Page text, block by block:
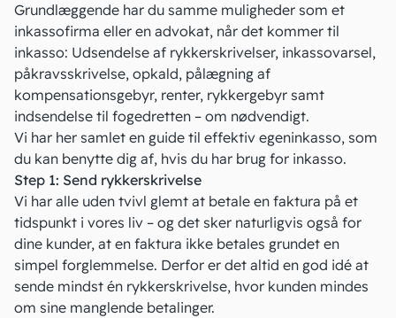
Grundlæggende har du samme muligheder som et
inkassofirma eller en advokat, når det kommer til
inkasso: Udsendelse af rykkerskrivelser, inkassovarsel,
påkravsskrivelse, opkald, pålægning af
kompensationsgebyr, renter, rykkergebyr samt
indsendelse til fogedretten – om nødvendigt.
Vi har her samlet en guide til effektiv egeninkasso, som
du kan benytte dig af, hvis du har brug for inkasso.
Step 1: Send rykkerskrivelse
Vi har alle uden tvivl glemt at betale en faktura på et
tidspunkt i vores liv – og det sker naturligvis også for
dine kunder, at en faktura ikke betales grundet en
simpel forglemmelse. Derfor er det altid en god idé at
sende mindst én rykkerskrivelse, hvor kunden mindes
om sine manglende betalinger.